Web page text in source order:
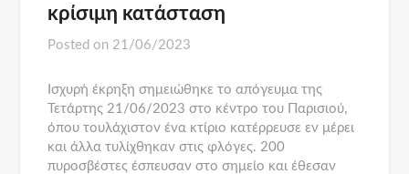
κρίσιμη κατάσταση
Posted on 21/06/2023
Ισχυρή έκρηξη σημειώθηκε το απόγευμα της
Τετάρτης 21/06/2023 στο κέντρο του Παρισιού,
όπου τουλάχιστον ένα κτίριο κατέρρευσε εν μέρει
και άλλα τυλίχθηκαν στις φλόγες. 200
πυροσβέστες έσπευσαν στο σημείο και έθεσαν